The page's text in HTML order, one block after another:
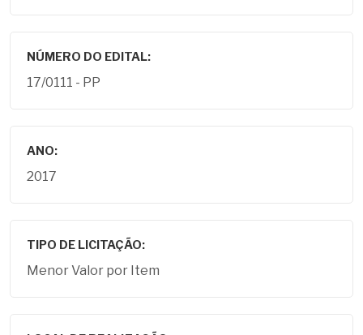
NÚMERO DO EDITAL:
17/0111 - PP
ANO:
2017
TIPO DE LICITAÇÃO:
Menor Valor por Item